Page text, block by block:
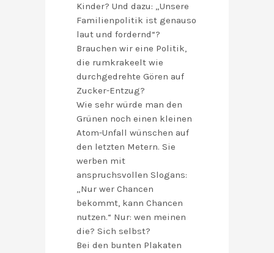
Kinder? Und dazu: „Unsere
Familienpolitik ist genauso
laut und fordernd“?
Brauchen wir eine Politik,
die rumkrakeelt wie
durchgedrehte Gören auf
Zucker-Entzug?
Wie sehr würde man den
Grünen noch einen kleinen
Atom-Unfall wünschen auf
den letzten Metern. Sie
werben mit
anspruchsvollen Slogans:
„Nur wer Chancen
bekommt, kann Chancen
nutzen.“ Nur: wen meinen
die? Sich selbst?
Bei den bunten Plakaten